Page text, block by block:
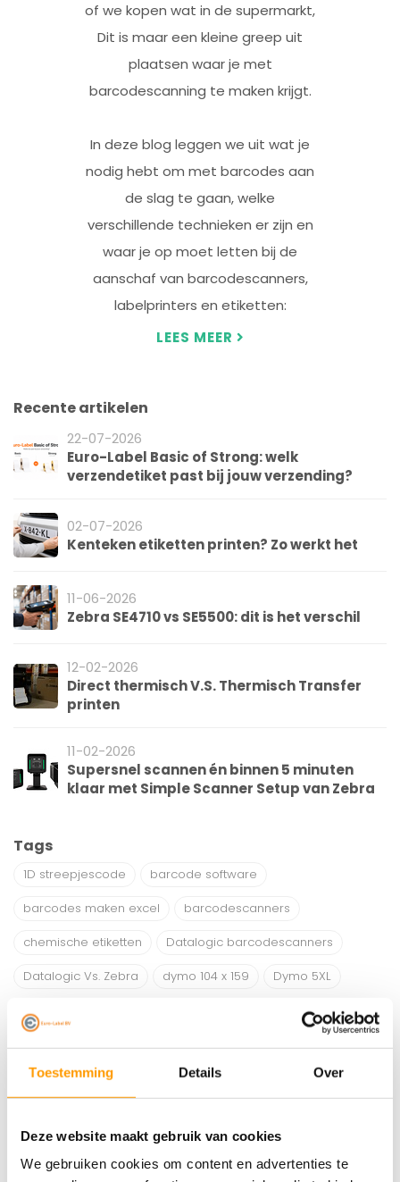
Toestemming Details Over
Deze website maakt gebruik van cookies
We gebruiken cookies om content en advertenties te
of we kopen wat in de supermarkt,
Dit is maar een kleine greep uit
plaatsen waar je met
barcodescanning te maken krijgt.
In deze blog leggen we uit wat je
nodig hebt om met barcodes aan
de slag te gaan, welke
verschillende technieken er zijn en
waar je op moet letten bij de
aanschaf van barcodescanners,
labelprinters en etiketten:
LEES MEER
Recente artikelen
22-07-2026
Euro-Label Basic of Strong: welk
verzendetiket past bij jouw verzending?
02-07-2026
Kenteken etiketten printen? Zo werkt het
11-06-2026
Zebra SE4710 vs SE5500: dit is het verschil
12-02-2026
Direct thermisch V.S. Thermisch Transfer
printen
11-02-2026
Supersnel scannen én binnen 5 minuten
klaar met Simple Scanner Setup van Zebra
Tags
1D streepjescode
barcode software
barcodes maken excel
barcodescanners
chemische etiketten
Datalogic barcodescanners
Datalogic Vs. Zebra
dymo 104 x 159
Dymo 5XL
Dymo compatible labels
Dymo Labelwriter 550
GHS labels
GK420 callibreren
GK420D Drivers
Industriële printers
labelprinters
S0904980
Zebra barcodescanners